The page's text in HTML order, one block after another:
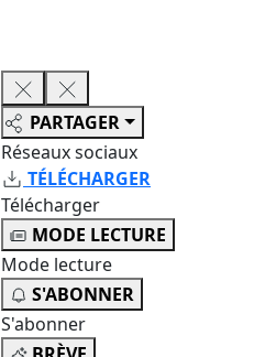
PARTAGER
Réseaux sociaux
TÉLÉCHARGER
Télécharger
MODE LECTURE
Mode lecture
S'ABONNER
S'abonner